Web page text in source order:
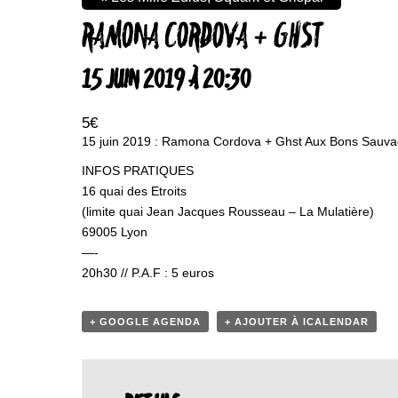
RAMONA CORDOVA + GHST
15 JUIN 2019 À 20:30
5€
15 juin 2019 : Ramona Cordova + Ghst Aux Bons
INFOS PRATIQUES
16 quai des Etroits
(limite quai Jean Jacques Rousseau – La Mulatière)
69005 Lyon
—-
20h30 // P.A.F : 5 euros
+ GOOGLE AGENDA + AJOUTER À ICALENDAR